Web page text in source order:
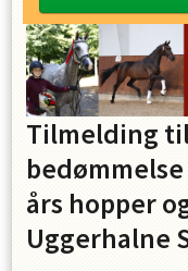
Tilmelding
års hopper
Uggerhalne